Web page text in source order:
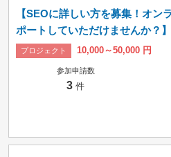
【SEOに詳しい方を募集！オン
ポートしていただけませんか？】
プロジェクト 10,000～50,000 円
参加申請数
3 件